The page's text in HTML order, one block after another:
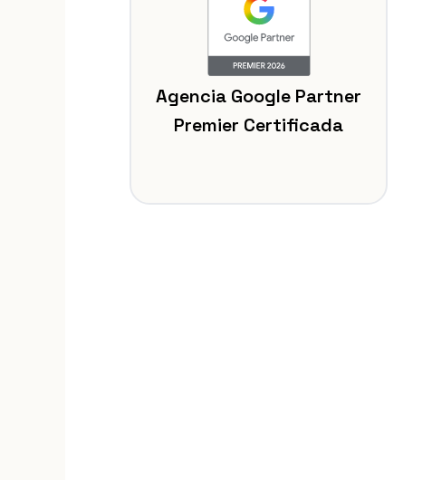
Agencia Google Partner
Premier Certificada